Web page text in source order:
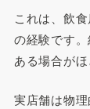
これは、飲
の経験です
ある場合がほ
実店舗は物